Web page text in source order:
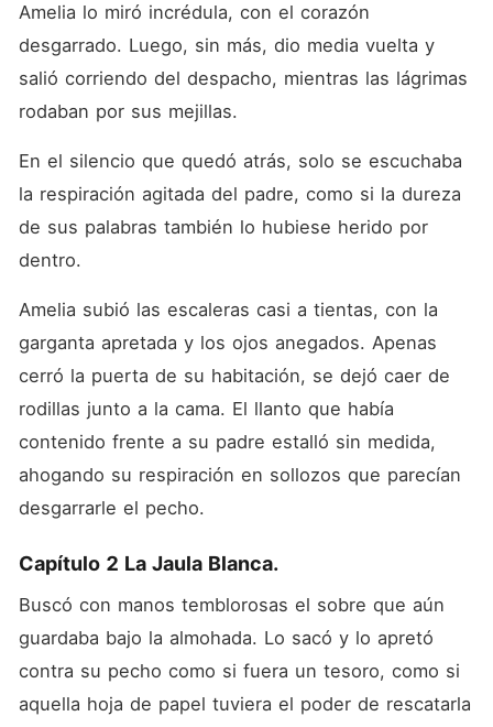
Amelia lo miró incrédula, con el corazón
desgarrado. Luego, sin más, dio media vuelta y
salió corriendo del despacho, mientras las lágrimas
rodaban por sus mejillas.
En el silencio que quedó atrás, solo se escuchaba
la respiración agitada del padre, como si la dureza
de sus palabras también lo hubiese herido por
dentro.
Amelia subió las escaleras casi a tientas, con la
garganta apretada y los ojos anegados. Apenas
cerró la puerta de su habitación, se dejó caer de
rodillas junto a la cama. El llanto que había
contenido frente a su padre estalló sin medida,
ahogando su respiración en sollozos que parecían
desgarrarle el pecho.
Capítulo 2 La Jaula Blanca.
Buscó con manos temblorosas el sobre que aún
guardaba bajo la almohada. Lo sacó y lo apretó
contra su pecho como si fuera un tesoro, como si
aquella hoja de papel tuviera el poder de rescatarla